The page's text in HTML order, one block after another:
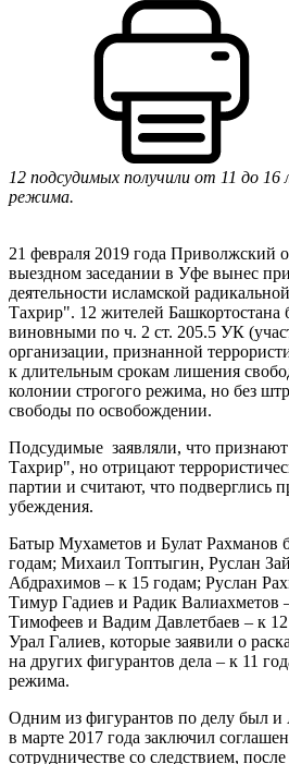
12 подсудимых получили от 11 до 16
режима.
21 февраля 2019 года Приволжский
выездном заседании в Уфе вынес
деятельности исламской
Тахрир". 12 жителей
виновными по ч. 2 ст. 205.5 УК
организации, признанной
к длительным срокам лишения
колонии строгого режима, но без
свободы по освобождении.
Подсудимые заявляли, что
Тахрир", но отрицают
партии и считают, что подверглись
убеждения.
Батыр Мухаметов и Булат Рахманов
годам; Михаил Топтыгин, Руслан
Абдрахимов – к 15 годам; Руслан
Тимур Гадиев и Радик Валиахметов
Тимофеев и Вадим Давлетбаев – к
Урал Галиев, которые заявили о
на других фигурантов дела – к 11
режима.
Одним из фигурантов по делу был и
в марте 2017 года заключил
сотрудничестве со следствием,